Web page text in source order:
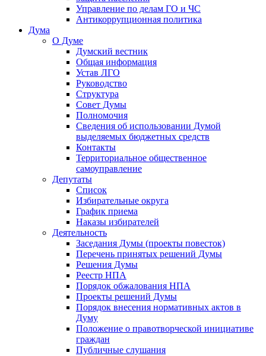
Управление по делам ГО и ЧС
Антикоррупционная политика
Дума
О Думе
Думский вестник
Общая информация
Устав ЛГО
Руководство
Структура
Совет Думы
Полномочия
Сведения об использовании Думой
выделяемых бюджетных средств
Контакты
Территориальное общественное
самоуправление
Депутаты
Список
Избирательные округа
График приема
Наказы избирателей
Деятельность
Заседания Думы (проекты повесток)
Перечень принятых решений Думы
Решения Думы
Реестр НПА
Порядок обжалования НПА
Проекты решений Думы
Порядок внесения нормативных актов в
Думу
Положение о правотворческой инициативе
граждан
Публичные слушания